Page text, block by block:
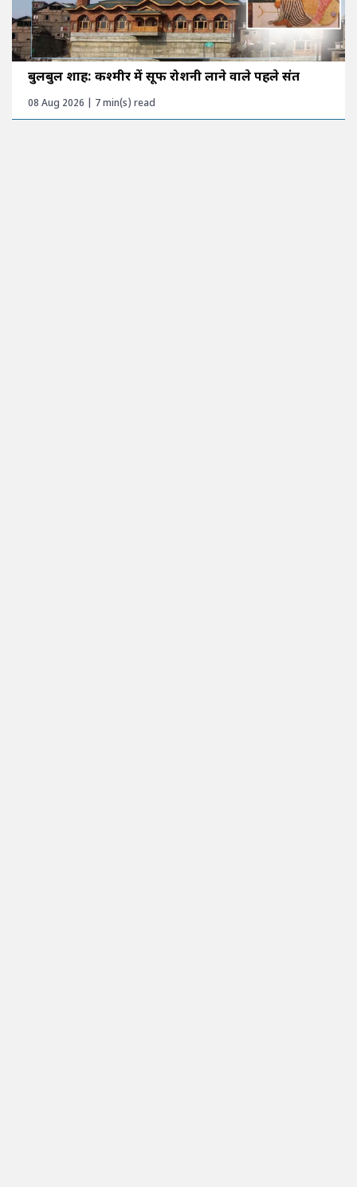
बुलबुल शाह: कश्मीर में सूफी रोशनी लाने वाले पहले संत
08 Aug 2026 | 7 min(s) read